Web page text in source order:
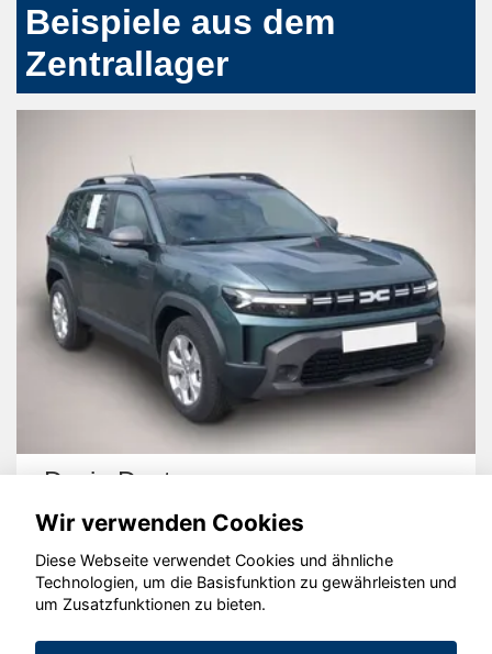
Beispiele aus dem
Zentrallager
Dacia Duster
© konjunkturmotor.de GmbH 2020 - 2026
Wir verwenden Cookies
Diese Webseite verwendet Cookies und ähnliche
Technologien, um die Basisfunktion zu gewährleisten und
um Zusatzfunktionen zu bieten.